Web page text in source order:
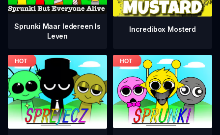
Sprunki Maar Iedereen Is
Leven
Incredibox Mosterd